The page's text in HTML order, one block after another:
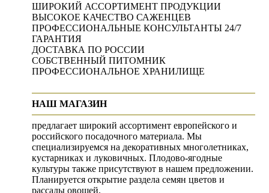
ШИРОКИЙ АССОРТИМЕНТ ПРОДУКЦИИ
ВЫСОКОЕ КАЧЕСТВО САЖЕНЦЕВ
ПРОФЕССИОНАЛЬНЫЕ КОНСУЛЬТАНТЫ 24/7
ГАРАНТИЯ
ДОСТАВКА ПО РОССИИ
СОБСТВЕННЫЙ ПИТОМНИК
ПРОФЕССИОНАЛЬНОЕ ХРАНИЛИЩЕ
НАШ МАГАЗИН
предлагает широкий ассортимент европейского и
российского посадочного материала. Мы
специализируемся на декоративных многолетниках,
кустарниках и луковичных. Плодово-ягодные
культуры также присутствуют в нашем предложении.
Планируется открытие раздела семян цветов и
рассады овощей.